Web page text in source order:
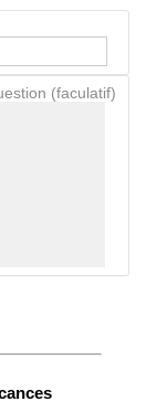
(faculatif)